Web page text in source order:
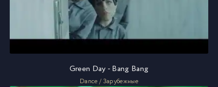
Green Day - Bang Bang
Dance / Зарубежные